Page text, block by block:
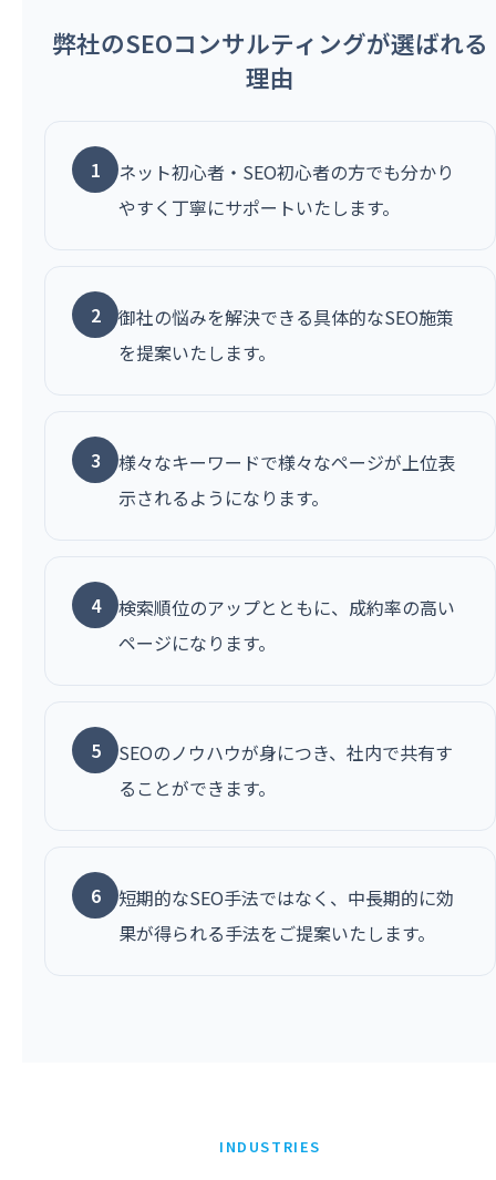
弊社のSEOコンサルティングが選ばれる
理由
1
ネット初心者・SEO初心者の方でも分かり
やすく丁寧にサポートいたします。
2
御社の悩みを解決できる具体的なSEO施策
を提案いたします。
3
様々なキーワードで様々なページが上位表
示されるようになります。
4
検索順位のアップとともに、成約率の高い
ページになります。
5
SEOのノウハウが身につき、社内で共有す
ることができます。
6
短期的なSEO手法ではなく、中長期的に効
果が得られる手法をご提案いたします。
INDUSTRIES